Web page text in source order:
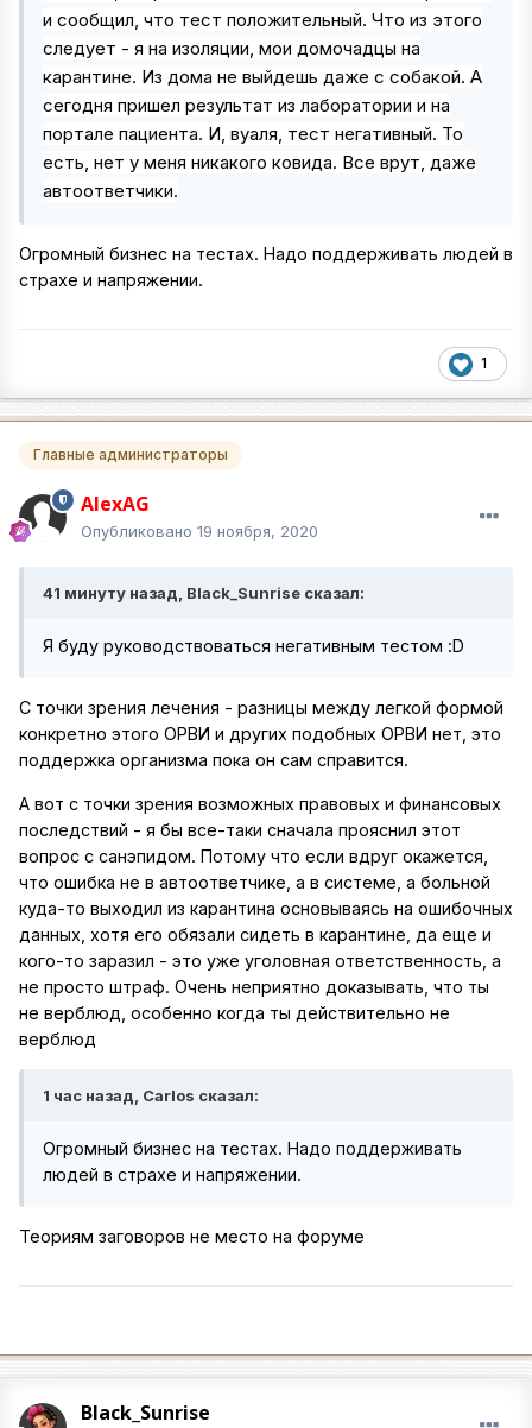
и сообщил, что тест положительный. Что из этого
следует - я на изоляции, мои домочадцы на
карантине. Из дома не выйдешь даже с собакой. А
сегодня пришел результат из лаборатории и на
портале пациента. И, вуаля, тест негативный. То
есть, нет у меня никакого ковида. Все врут, даже
автоответчики.
Огромный бизнес на тестах. Надо поддерживать людей в
страхе и напряжении.
1
Главные администраторы
AlexAG
Опубликовано 19 ноября, 2020
41 минуту назад, Black_Sunrise сказал:
Я буду руководствоваться негативным тестом :D
С точки зрения лечения - разницы между легкой формой
конкретно этого ОРВИ и других подобных ОРВИ нет, это
поддержка организма пока он сам справится.
А вот с точки зрения возможных правовых и финансовых
последствий - я бы все-таки сначала прояснил этот
вопрос с санэпидом. Потому что если вдруг окажется,
что ошибка не в автоответчике, а в системе, а больной
куда-то выходил из карантина основываясь на ошибочных
данных, хотя его обязали сидеть в карантине, да еще и
кого-то заразил - это уже уголовная ответственность, а
не просто штраф. Очень неприятно доказывать, что ты
не верблюд, особенно когда ты действительно не
верблюд
1 час назад, Carlos сказал:
Огромный бизнес на тестах. Надо поддерживать
людей в страхе и напряжении.
Теориям заговоров не место на форуме
Black_Sunrise